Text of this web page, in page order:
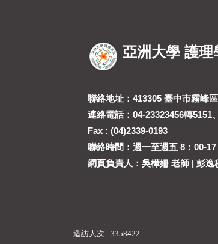
亞洲大學 護理
聯絡地址：413305 臺中市霧峰
連絡電話：04-23323456轉5151
Fax : (04)2339-0193
聯絡時間：週一至週五 8：00-17
網頁負責人：吳樺姍 老師 | 彭逸
造訪人次 : 3358422